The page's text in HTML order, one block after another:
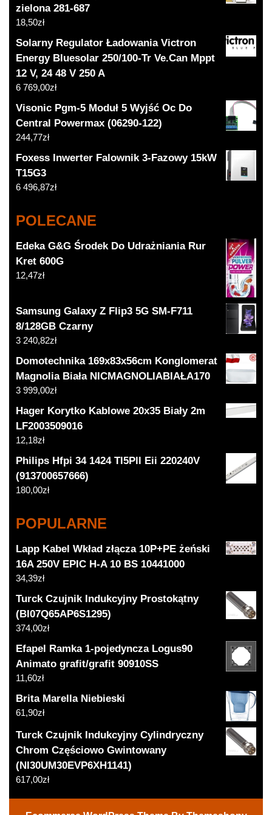
zielona 281-687
18,50zł
Solarny Regulator Ładowania Victron
Energy Bluesolar 250/100-Tr Ve.Can Mppt
12 V, 24 48 V 250 A
6 769,00zł
Visonic Pgm-5 Moduł 5 Wyjść Oc Do
Central Powermax (06290-122)
244,77zł
Foxess Inwerter Falownik 3-Fazowy 15kW
T15G3
6 496,87zł
POLECANE
Edeka G&G Środek Do Udrażniania Rur
Kret 600G
12,47zł
Samsung Galaxy Z Flip3 5G SM-F711
8/128GB Czarny
3 240,82zł
Domotechnika 169x83x56cm Konglomerat
Magnolia Biała NICMAGNOLIABIAŁA170
3 999,00zł
Hager Korytko Kablowe 20x35 Biały 2m
LF2003509016
12,18zł
Philips Hfpi 34 1424 Tl5Pll Eii 220240V
(913700657666)
180,00zł
POPULARNE
Lapp Kabel Wkład złącza 10P+PE żeński
16A 250V EPIC H-A 10 BS 10441000
34,39zł
Turck Czujnik Indukcyjny Prostokątny
(BI07Q65AP6S1295)
374,00zł
Efapel Ramka 1-pojedyncza Logus90
Animato grafit/grafit 90910SS
11,60zł
Brita Marella Niebieski
61,90zł
Turck Czujnik Indukcyjny Cylindryczny
Chrom Częściowo Gwintowany
(NI30UM30EVP6XH1141)
617,00zł